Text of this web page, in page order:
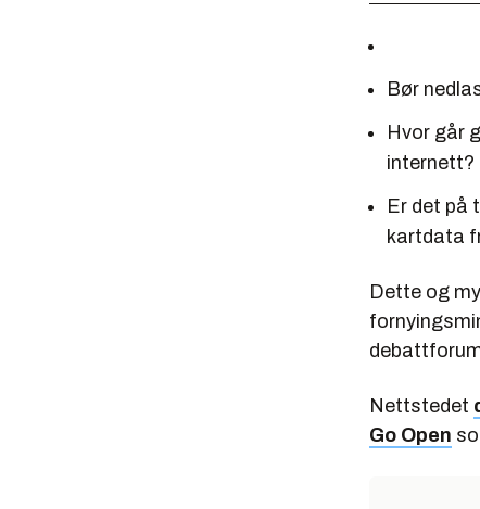
Bør
Hvor går
internett?
Er det på
kartdata
Dette og
Nettstedet
Go Open